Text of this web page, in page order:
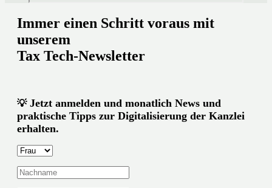
Immer einen Schritt voraus mit
unserem
Tax Tech-Newsletter
💡Jetzt anmelden und monatlich News und
praktische Tipps zur Digitalisierung der Kanzlei
erhalten.